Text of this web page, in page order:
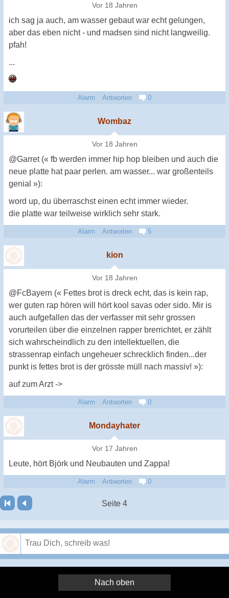
Vor 18 Jahren
ich sag ja auch, am wasser gebaut war echt gelungen,
aber das eben nicht - und madsen sind nicht langweilig.
pfah!
...
Alarm Antworten 0
Wombaz
Vor 18 Jahren
@Garret (« fb werden immer hip hop bleiben und auch die
neue platte hat paar perlen. am wasser... war großenteils
genial »):
word up, du überraschst einen echt immer wieder.
die platte war teilweise wirklich sehr stark.
Alarm Antworten 5
kion
Vor 18 Jahren
@FcBayern (« Fettes brot is dreck echt, das is kein rap,
wer guten rap hören will hört kool savas oder sido. Mir is
auch aufgefallen das der verfasser mit sehr grossen
vorurteilen über die einzelnen rapper brerrichtet, er zählt
sich wahrscheindlich zu den intellektuellen, die
strassenrap einfach ungeheuer schrecklich finden...der
punkt is fettes brot is der grösste müll nach massiv! »):
auf zum Arzt ->
Alarm Antworten 0
Mondayhater
Vor 17 Jahren
Leute, hört Björk und Neubauten und Zappa!
Alarm Antworten 0
Seite 4
Nach oben